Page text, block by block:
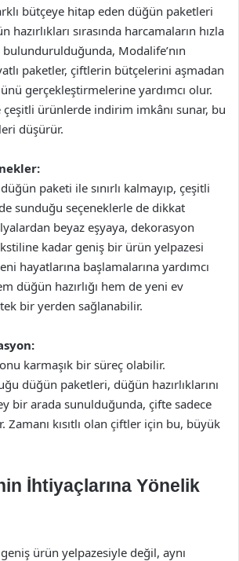
bütçeye hitap eden düğün paketleri
hazırlıkları sırasında harcamaların hızla
bulundurulduğunda, Modalife’nın
paketler, çiftlerin bütçelerini aşmadan
gerçekleştirmelerine yardımcı olur.
çeşitli ürünlerde indirim imkânı sunar, bu
düşürür.
paketi ile sınırlı kalmayıp, çeşitli
sunduğu seçeneklerle de dikkat
beyaz eşyaya, dekorasyon
kadar geniş bir ürün yelpazesi
hayatlarına başlamalarına yardımcı
düğün hazırlığı hem de yeni ev
bir yerden sağlanabilir.
karmaşık bir süreç olabilir.
düğün paketleri, düğün hazırlıklarını
bir arada sunulduğunda, çifte sadece
Zamanı kısıtlı olan çiftler için bu, büyük
İhtiyaçlarına Yönelik
ürün yelpazesiyle değil, aynı